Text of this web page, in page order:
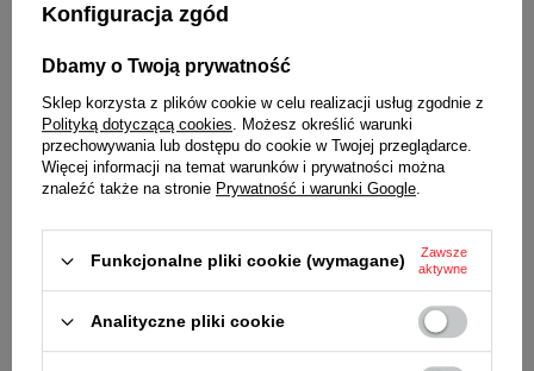
Konfiguracja zgód
Dbamy o Twoją prywatność
Sklep korzysta z plików cookie w celu realizacji usług zgodnie z
Polityką dotyczącą cookies. Możesz określić warunki
przechowywania lub dostępu do cookie w Twojej przeglądarce.
Więcej informacji na temat warunków i prywatności można
znaleźć także na stronie Prywatność i warunki Google.
Funkcjonalne pliki cookie (wymagane)
Zawsze
aktywne
Analityczne pliki cookie